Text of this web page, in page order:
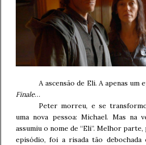
A ascensão de Eli. A apenas um
Finale…
Peter morreu, e se
uma nova pessoa: Michael. Mas na
assumiu o nome de “Eli”. Melhor
episódio, foi a risada tão debochada